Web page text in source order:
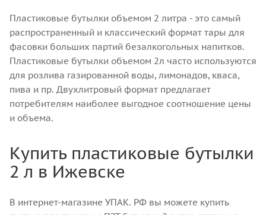
Пластиковые бутылки объемом 2 литра - это самый
распространенный и классический формат тары для
фасовки больших партий безалкогольных напитков.
Пластиковые бутылки объемом 2л часто используются
для розлива газированной воды, лимонадов, кваса,
пива и пр. Двухлитровый формат предлагает
потребителям наиболее выгодное соотношение цены
и объема.
Купить пластиковые бутылки
2 л в Ижевске
В интернет-магазине УПАК. РФ вы можете купить